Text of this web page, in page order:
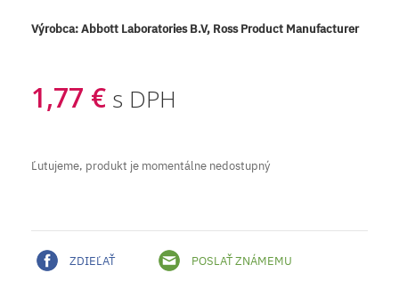
Výrobca:Abbott Laboratories B.V, Ross Product Manufacturer
1,77 € s DPH
Ľutujeme, produkt je momentálne nedostupný
ZDIEĽAŤ POSLAŤ ZNÁMEMU